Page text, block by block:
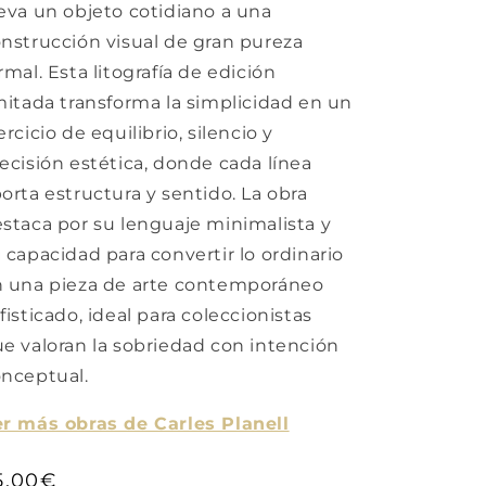
un objeto cotidiano a una
visual de gran pureza
Esta litografía de edición
transforma la simplicidad en un
de equilibrio, silencio y
estética, donde cada línea
estructura y sentido. La obra
por su lenguaje minimalista y
capacidad para convertir lo ordinario
una pieza de arte contemporáneo
ideal para coleccionistas
valoran la sobriedad con intención
más obras de Carles Planell